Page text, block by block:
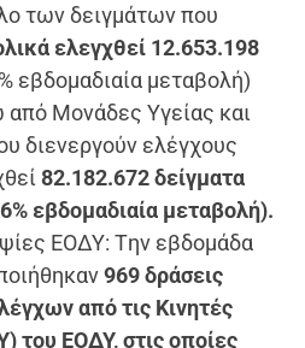
των δειγμάτων που
ελεγχθεί 12.653.198
εβδομαδιαία μεταβολή)
από Μονάδες Υγείας και
διενεργούν ελέγχους
82.182.672 δείγματα
εβδομαδιαία μεταβολή).
ΕΟΔΥ: Tην εβδομάδα
969 δράσεις
από τις Κινητές
του ΕΟΔΥ, στις οποίες